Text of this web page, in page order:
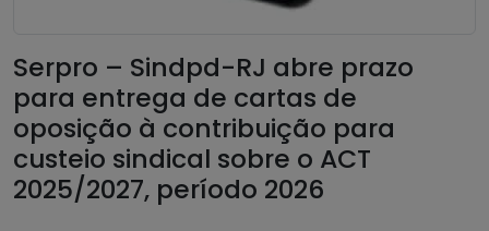
Serpro – Sindpd-RJ abre prazo
para entrega de cartas de
oposição à contribuição para
custeio sindical sobre o ACT
2025/2027, período 2026